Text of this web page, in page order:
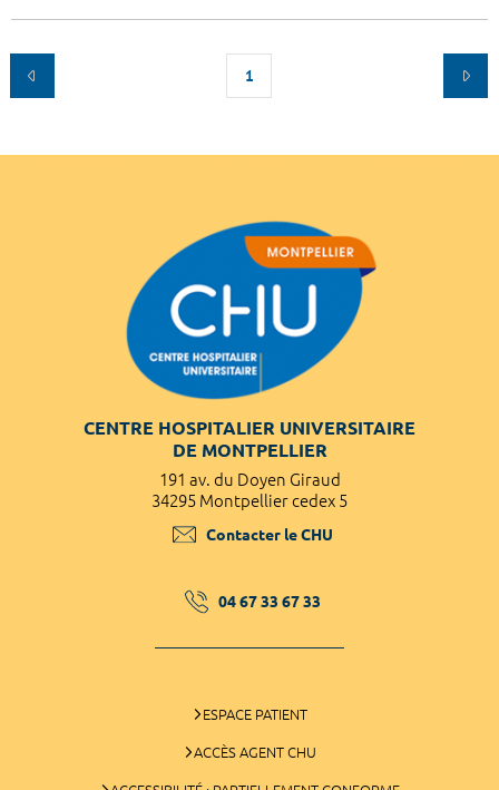
1
CENTRE HOSPITALIER UNIVERSITAIRE
DE MONTPELLIER
191 av. du Doyen Giraud
34295 Montpellier cedex 5
Contacter le CHU
04 67 33 67 33
ESPACE PATIENT
ACCÈS AGENT CHU